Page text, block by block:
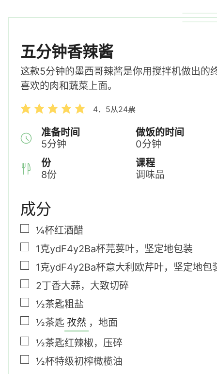
五分钟香辣酱
这款5分钟的墨西哥辣酱是你用搅拌机做出的
喜欢的肉和蔬菜上面。
4．5从24票
准备时间
5分钟
做饭的时间
0分钟
份
8份
课程
调味品
成分
▢
¼杯红酒醋
▢
1克ydF4y2Ba杯芫荽叶， 坚定地包装
▢
1克ydF4y2Ba杯意大利欧芹叶， 坚定地包
▢
2丁香大蒜， 大致切碎
▢
½茶匙粗盐
▢
½茶匙 孜然 ， 地面
▢
½茶匙红辣椒， 压碎
▢
½杯特级初榨橄榄油